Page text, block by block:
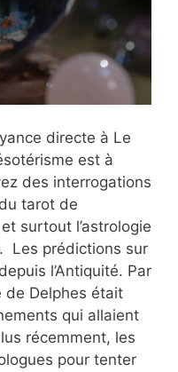
directe à Le
est à
des interrogations
tarot de
surtout l’astrologie
Les prédictions sur
l’Antiquité. Par
de Delphes était
qui allaient
récemment, les
pour tenter